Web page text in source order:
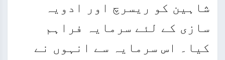
شاہین کو ریسرچ اور ادویہ
سازی کے لئے سرمایہ فراہم
کیا۔ اس سرمایہ سے انہوں نے